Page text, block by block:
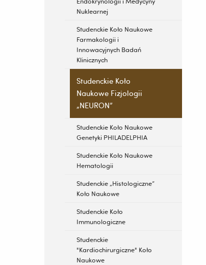
Nuklearnej
Studenckie Koło Naukowe
Farmakologii i
Innowacyjnych Badań
Klinicznych
Studenckie Koło
Naukowe Fizjologii
„NEURON”
Studenckie Koło Naukowe
Genetyki PHILADELPHIA
Studenckie Koło Naukowe
Hematologii
Studenckie „Histologiczne”
Koło Naukowe
Studenckie Koło
Immunologiczne
Studenckie
"Kardiochirurgiczne" Koło
Naukowe